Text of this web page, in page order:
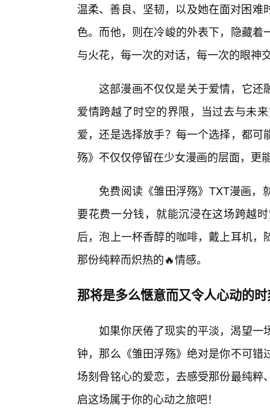
温柔、善良、坚韧，以及她在面对困
色。而他，则在冷峻的外表下，隐藏
与火花，每一次的对话，每一次的眼神
这部漫画不仅仅是关于爱情，它还
爱情跨越了时空的界限，当过去与未
爱，还是选择放手？每一个选择，都
殇》不仅仅停留在少女漫画的层面，更
免费阅读《雏田浮殇》TXT漫画，
要花费一分钱，就能沉浸在这场跨越
后，泡上一杯香醇的咖啡，戴上耳机
那份纯粹而炽热的🔥情感。
那将是多么惬意而又令人心动的
如果你厌倦了现实的平淡，渴望一
钟，那么《雏田浮殇》绝对是你不可
场刻骨铭心的爱恋，去感受那份最纯
启这场属于你的心动之旅吧！